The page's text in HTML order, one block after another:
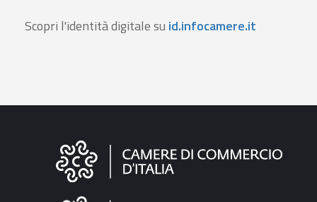
Scopri l'identità digitale su id.infocamere.it
Informazioni